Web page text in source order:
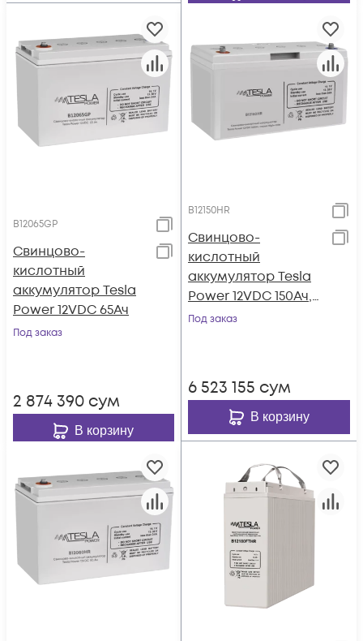
B12065GP
Свинцово-
кислотный
аккумулятор Tesla
Power 12VDC 65Ач
Под заказ
2 874 390 сум
В корзину
B12150HR
Свинцово-
кислотный
аккумулятор Tesla
Power 12VDC 150Ач,
серия High-rate
Под заказ
6 523 155 сум
В корзину